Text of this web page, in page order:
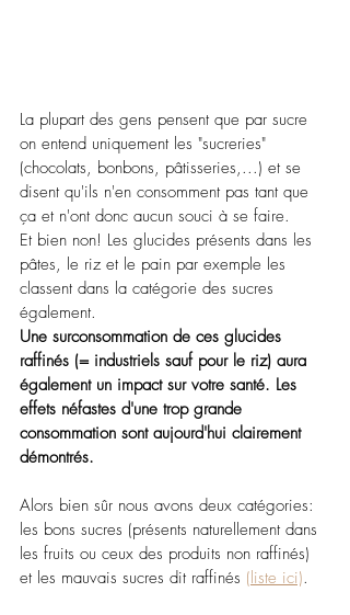
La plupart des gens pensent que par sucre
on entend uniquement les "sucreries"
(chocolats, bonbons, pâtisseries,...) et se
disent qu'ils n'en consomment pas tant que
ça et n'ont donc aucun souci à se faire.
Et bien non! Les glucides présents dans les
pâtes, le riz et le pain par exemple les
classent dans la catégorie des sucres
également.
Une surconsommation de ces glucides
raffinés (= industriels sauf pour le riz) aura
également un impact sur votre santé. Les
effets néfastes d'une trop grande
consommation sont aujourd'hui clairement
démontrés.
Alors bien sûr nous avons deux catégories:
les bons sucres (présents naturellement dans
les fruits ou ceux des produits non raffinés)
et les mauvais sucres dit raffinés (liste ici).